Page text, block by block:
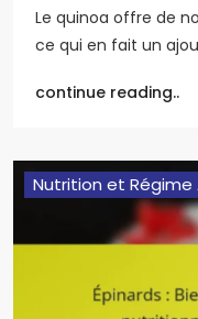
Le quinoa offre de
ce qui en fait un
continue reading..
Nutrition et Régime